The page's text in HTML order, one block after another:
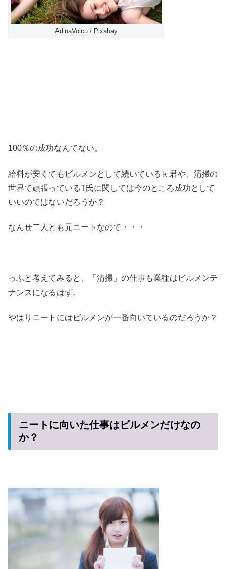
AdinaVoicu / Pixabay
100％の成功なんてない。
給料が安くてもビルメンとして続いているｋ君や、清掃の
世界で頑張っているT氏に関しては今のところ成功として
いいのではないだろうか？
なんせ二人とも元ニートなので・・・
っふと考えてみると、「清掃」の仕事も業種はビルメンテ
ナンスになるはず。
やはりニートにはビルメンが一番向いているのだろうか？
ニートに向いた仕事はビルメンだけなの
か？